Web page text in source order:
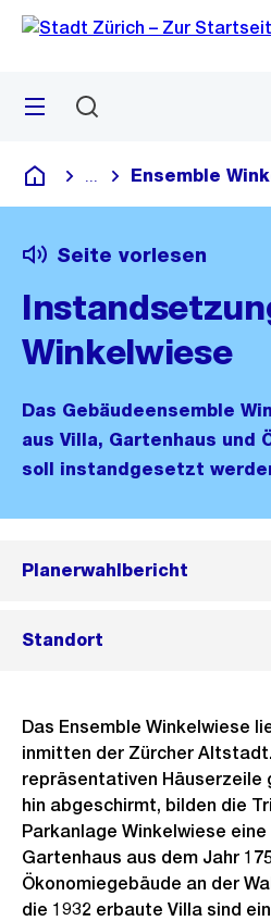
Navigation
Sprunglink
Menü
Deutsch
Blende alle Breadcrumbs
Ensemble
Seite vorlesen
Winkelwiese
Das Gebäudeensemble
aus Villa, Gartenhaus und
soll instandgesetzt
Planerwahlbericht
Standort
Das Ensemble Winkelwiese
inmitten der Zürcher
repräsentativen Häuserzeile
hin abgeschirmt, bilden die
Parkanlage Winkelwiese eine
Gartenhaus aus dem Jahr
Ökonomiegebäude an der
die 1932 erbaute Villa sind